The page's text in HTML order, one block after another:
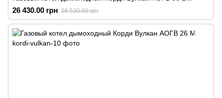
26 430.00 грн 26 530.00 грн